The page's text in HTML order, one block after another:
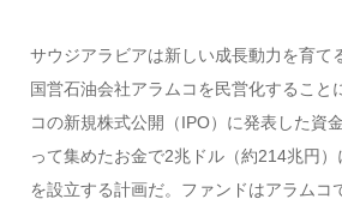
サウジアラビアは新しい成長動力を育て
国営石油会社アラムコを民営化すること
コの新規株式公開（IPO）に発表した資
って集めたお金で2兆ドル（約214兆円
を設立する計画だ。ファンドはアラムコ